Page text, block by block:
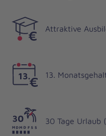
Attraktive
13.
30 Tage Urlaub